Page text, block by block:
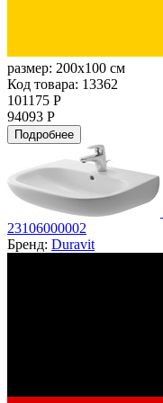
размер: 200x100 см
Код товара: 13362
101175 Р
94093 Р
Подробнее
23106000002
Бренд: Duravit